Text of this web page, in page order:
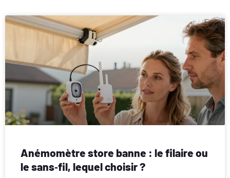
Anémomètre store banne : le filaire ou
le sans‑fil, lequel choisir ?